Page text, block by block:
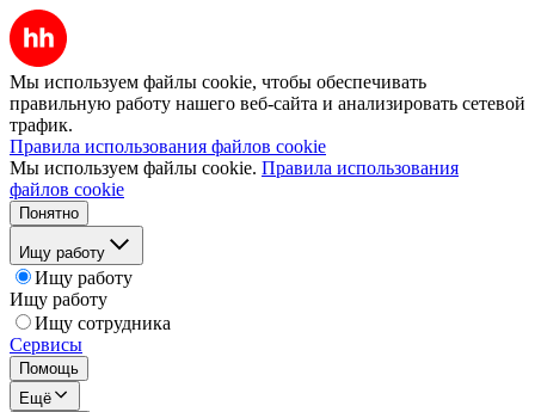
Мы используем файлы cookie, чтобы обеспечивать
правильную работу нашего веб-сайта и анализировать сетевой
трафик.
Правила использования файлов cookie
Мы используем файлы cookie. Правила использования
файлов cookie
Понятно
Ищу работу
Ищу работу
Ищу работу
Ищу сотрудника
Сервисы
Помощь
Ещё